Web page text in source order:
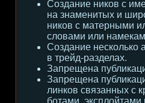
Создание ников с
на знаменитых и
ников с матерными
словами или
Создание несколько
в трейд-разделах.
Запрещена
Запрещена
линков связанных с
ботами,